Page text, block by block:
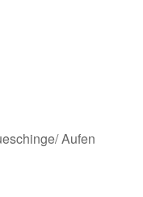
Aufen